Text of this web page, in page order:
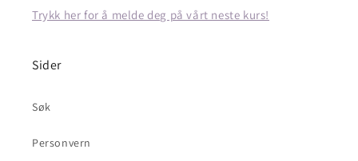
Trykk her for å melde deg på vårt neste kurs!
Sider
Søk
Personvern